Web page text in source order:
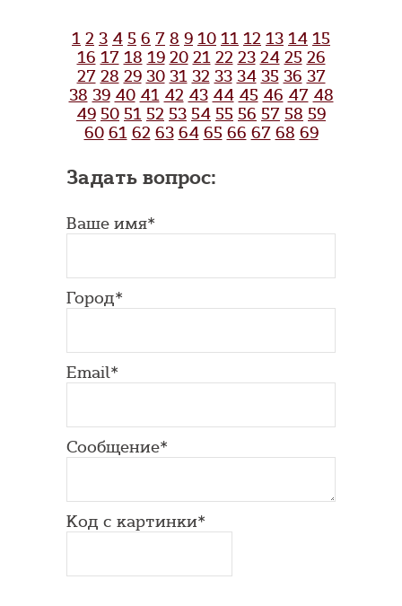
1 2 3 4 5 6 7 8 9 10 11 12 13 14 15
16 17 18 19 20 21 22 23 24 25 26
27 28 29 30 31 32 33 34 35 36 37
38 39 40 41 42 43 44 45 46 47 48
49 50 51 52 53 54 55 56 57 58 59
60 61 62 63 64 65 66 67 68 69
Задать вопрос:
Ваше имя*
Город*
Email*
Сообщение*
Код с картинки*